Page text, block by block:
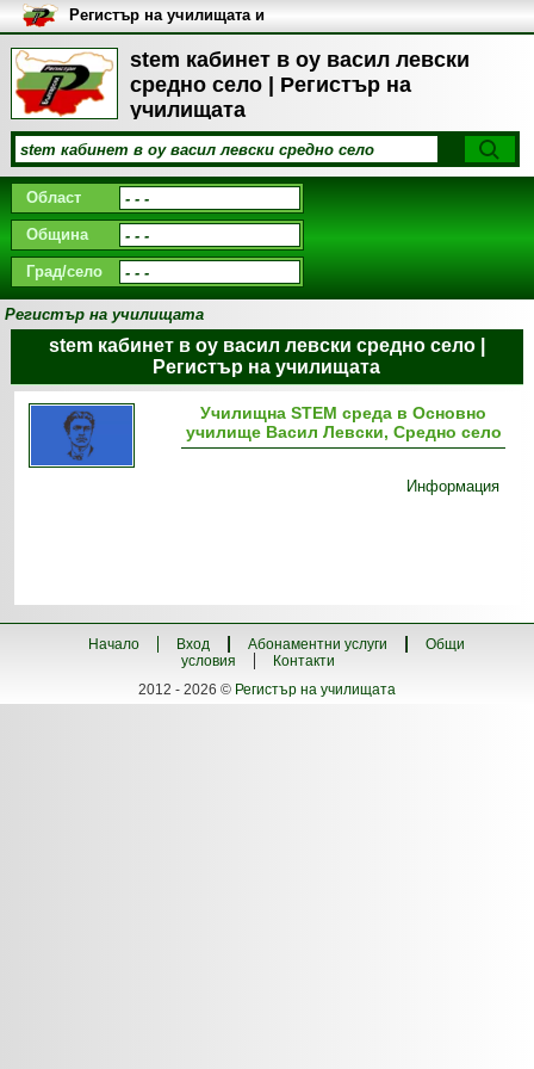
stem кабинет в оу васил левски
средно село | Регистър на
училищата
Регистър на училищата и
университетите в България
Област
Община
Град/село
Регистър на училищата
stem кабинет в оу васил левски средно село |
Регистър на училищата
Училищна STEM среда в Основно
училище Васил Левски, Средно село
Информация
Начало Вход Абонаментни услуги
Общи
условия
Контакти
2012 - 2026 © Регистър на училищата